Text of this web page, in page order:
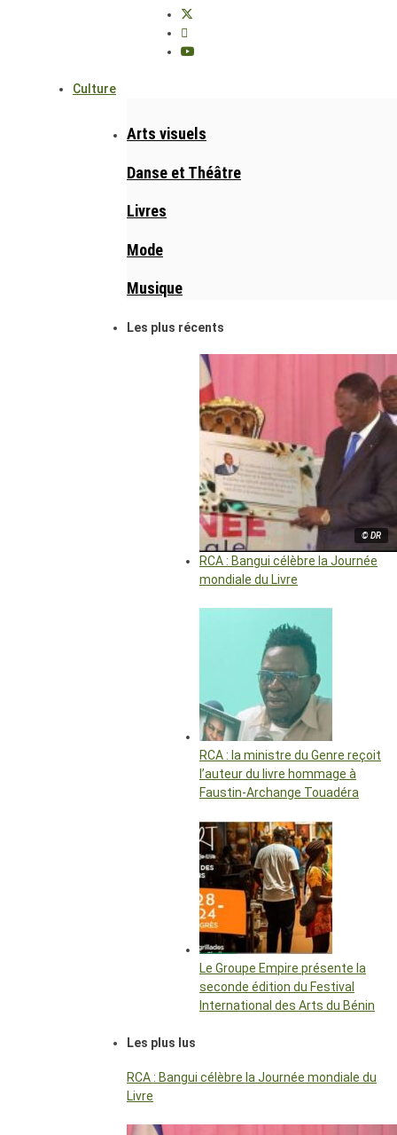
Culture
Arts visuels
Danse et Théâtre
Livres
Mode
Musique
Les plus récents
© DR
RCA : Bangui célèbre la Journée
mondiale du Livre
RCA : la ministre du Genre reçoit
l’auteur du livre hommage à
Faustin-Archange Touadéra
Le Groupe Empire présente la
seconde édition du Festival
International des Arts du Bénin
Les plus lus
RCA : Bangui célèbre la Journée mondiale du
Livre